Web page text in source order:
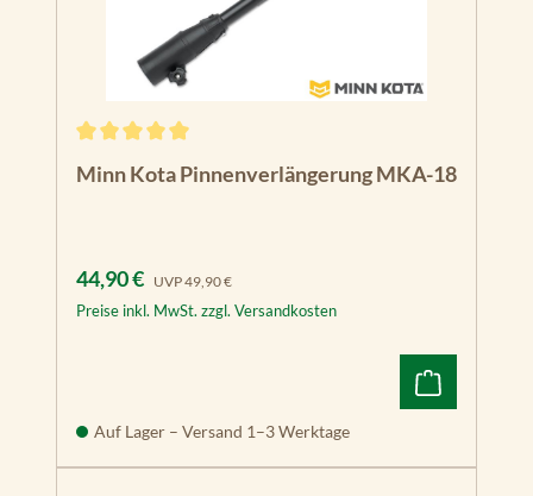
Minn Kota Pinnenverlängerung MKA-18
Verkaufspreis:
44,90 € UVP49,90 €
Preise inkl. MwSt. zzgl. Versandkosten
Auf Lager – Versand 1–3 Werktage